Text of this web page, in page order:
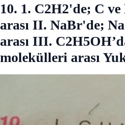
10. 1. C2H2'de; C
arası II. NaBr'de;
arası III.
molekülleri arası